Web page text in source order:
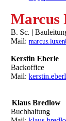
Marcus
B. Sc. |
Mail:
Kerstin Eberle
Backoffice
Mail:
Klaus Bredlow
Buchhaltung